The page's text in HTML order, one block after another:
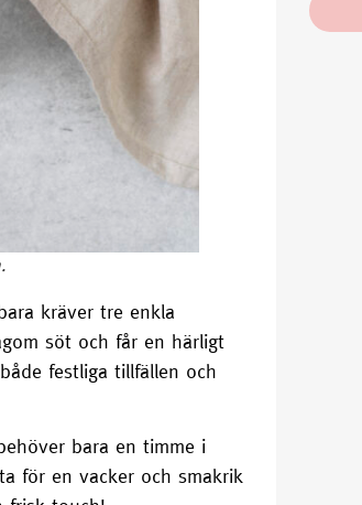
kräver tre enkla
söt och får en härligt
festliga tillfällen och
bara en timme i
för en vacker och smakrik